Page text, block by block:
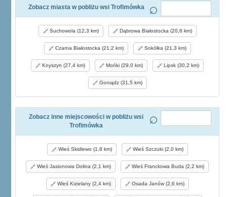
Zobacz miasta w pobliżu wsi Trofimówka
Suchowola (12,3 km) Dąbrowa Białostocka (20,6 km)
Czarna Białostocka (21,2 km) Sokółka (21,3 km)
Knyszyn (27,4 km) Mońki (29,0 km) Lipsk (30,2 km)
Goniądz (31,5 km)
Zobacz inne miejscowości w pobliżu wsi
Trofimówka
Wieś Skidlewo (1,8 km) Wieś Szczuki (2,0 km)
Wieś Jasionowa Dolina (2,1 km) Wieś Franckowa Buda (2,2 km)
Wieś Kizielany (2,4 km) Osada Janów (2,6 km)